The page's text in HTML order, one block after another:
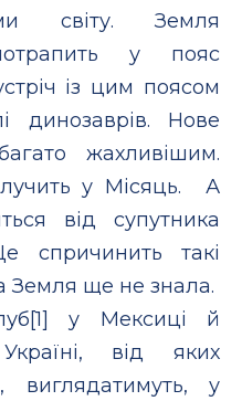
світу. Земля
у пояс
із цим поясом
динозаврів. Нове
жахливішим.
у Місяць. А
від супутника
такі
Земля ще не знала.
у Мексиці й
від яких
виглядатимуть, у